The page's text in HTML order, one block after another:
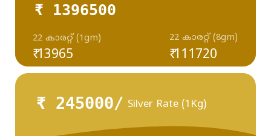
₹ 1396500
₹ 13965
22 കാരറ്റ് (1gm) 22 കാരറ്റ് (8gm)
₹ 111720
₹ 245000/ Silver Rate (1Kg)